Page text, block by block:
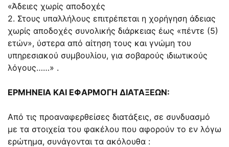
«Άδειες χωρίς αποδοχές
2. Στους υπαλλήλους επιτρέπεται η χορήγηση άδειας
χωρίς αποδοχές συνολικής διάρκειας έως «πέντε (5)
ετών», ύστερα από αίτηση τους και γνώμη του
υπηρεσιακού συμβουλίου, για σοβαρούς ιδιωτικούς
λόγους……» .
ΕΡΜΗΝΕΙΑ ΚΑΙ ΕΦΑΡΜΟΓΗ ΔΙΑΤΑΞΕΩΝ:
Από τις προαναφερθείσες διατάξεις, σε συνδυασμό
με τα στοιχεία του φακέλου που αφορούν το εν λόγω
ερώτημα, συνάγονται τα ακόλουθα :